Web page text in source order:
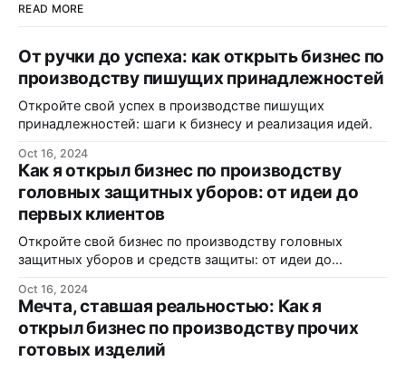
READ MORE
От ручки до успеха: как открыть бизнес по
производству пишущих принадлежностей
Откройте свой успех в производстве пишущих
принадлежностей: шаги к бизнесу и реализация идей.
Oct 16, 2024
Как я открыл бизнес по производству
головных защитных уборов: от идеи до
первых клиентов
Откройте свой бизнес по производству головных
защитных уборов и средств защиты: от идеи до
Oct 16, 2024
Мечта, ставшая реальностью: Как я
открыл бизнес по производству прочих
готовых изделий